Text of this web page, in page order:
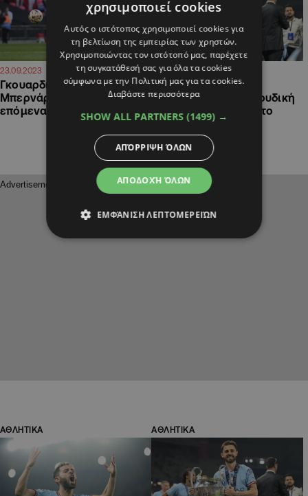
23.09.2023
Γκουαρδιόλα: «Ο
Μπερνάρντο Σίλβα χάνει τα
επόμενα ματς»
26.08.2023 11:10
«Απέρριψε Παρί,
Μπάρσελόνα και Σαουδική
Αραβία ο Μπερνάρντο
Σίλβα»
ΑΘΛΗΤΙΚΑ ΑΘΛΗΤΙΚΑ
χρησιμοποιεί cookies
Αυτός ο ιστότοπος χρησιμοποιεί cookies για
τη βελτίωση της εμπειρίας των χρηστών.
Χρησιμοποιώντας τον ιστότοπό μας, παρέχετε
τη συγκατάθεσή σας για όλα τα cookies
σύμφωνα με την Πολιτική μας για τα cookies.
Διαβάστε περισσότερα
SHOW ALL PARTNERS (1499) →
ΑΠΟΔΟΧΉ ΌΛΩΝ
ΑΠΌΡΡΙΨΗ ΌΛΩΝ
ΕΜΦΆΝΙΣΗ ΛΕΠΤΟΜΕΡΕΙΏΝ